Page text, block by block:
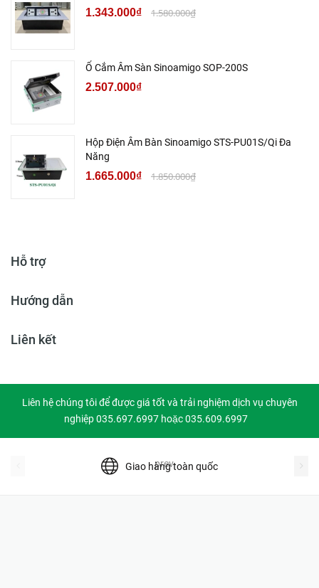
1.343.000₫ 1.580.000₫
Ổ Cắm Âm Sàn Sinoamigo SOP-200S
2.507.000₫
Hộp Điện Âm Bàn Sinoamigo STS-PU01S/Qi Đa
Năng
1.665.000₫ 1.850.000₫
Hỗ trợ
Hướng dẫn
Liên kết
Liên hệ chúng tôi để được giá tốt và trải nghiệm dịch vụ chuyên
nghiệp 035.697.6997 hoặc 035.609.6997
Giao hàng toàn quốc
prev